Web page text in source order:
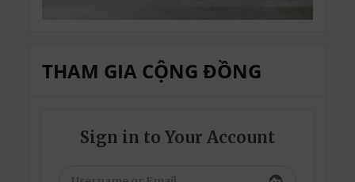
THAM GIA CỘNG ĐỒNG
Sign in to Your Account